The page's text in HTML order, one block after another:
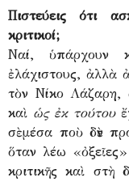
Πιστεύεις ότι
κριτικοί;
Ναί, ὑπάρχουν
ἐλάχιστους, ἀλλὰ
τὸν Νίκο Λάζαρη, ὁ
καὶ ὡς ἐκ τούτου
σὲ μέσα ποὺ δὲν
ὅταν λέω
κριτικῆς καὶ